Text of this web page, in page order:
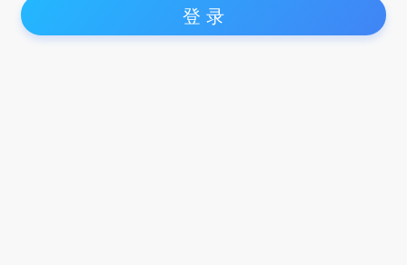
登 录